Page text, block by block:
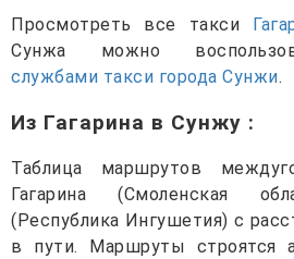
Просмотреть все такси
Сунжа можно
службами такси города Сунжи.
Из Гагарина в Сунжу :
Таблица маршрутов
Гагарина (Смоленская
(Республика Ингушетия) с
в пути. Маршруты строятся